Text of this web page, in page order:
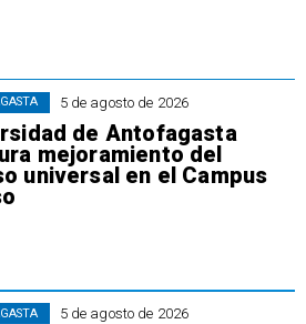
5 de agosto de 2026
de Antofagasta
mejoramiento del
universal en el Campus
5 de agosto de 2026